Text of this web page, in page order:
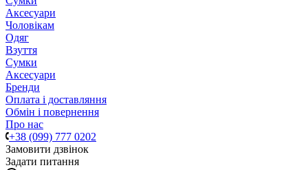
Аксесуари
Чоловікам
Одяг
Взуття
Сумки
Аксесуари
Бренди
Оплата і доставляння
Обмін і повернення
Про нас
+38 (099) 777 0202
Замовити дзвінок
Задати питання